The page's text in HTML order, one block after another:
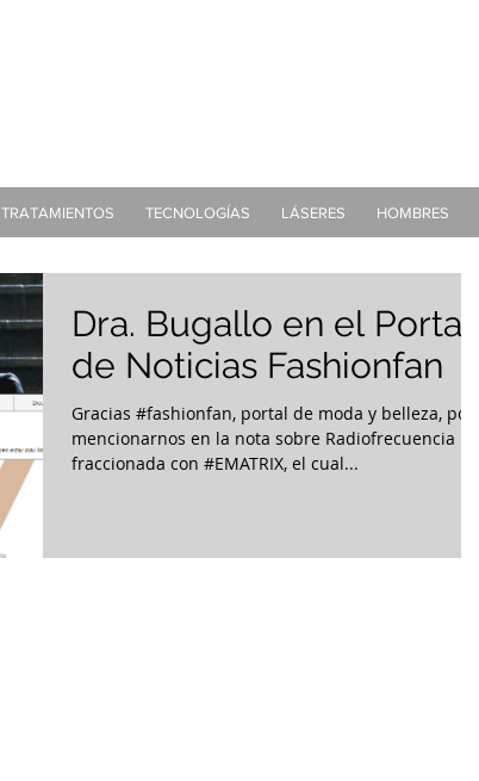
TRATAMIENTOS TECNOLOGÍAS LÁSERES HOMBRES
Dra. Bugallo en el Portal
de Noticias Fashionfan
Gracias ‪#‎fashionfan‬, portal de moda y belleza, por
mencionarnos en la nota sobre Radiofrecuencia
fraccionada con ‪#‎EMATRIX‬, el cual...